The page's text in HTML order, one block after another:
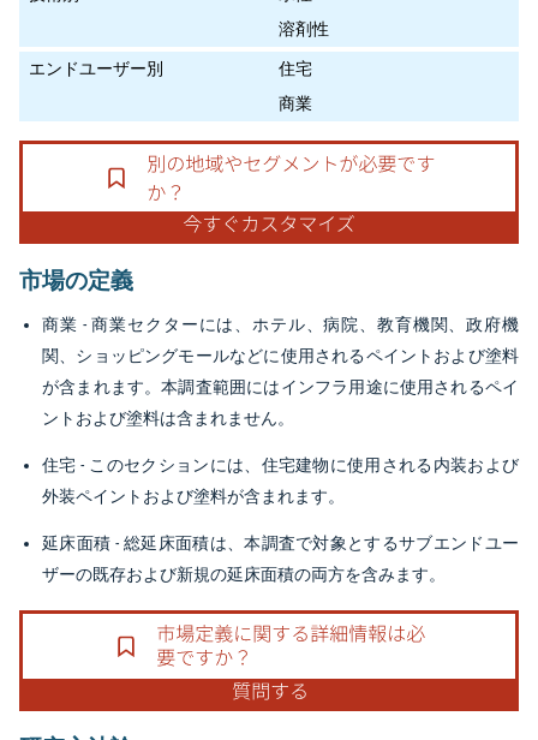
溶剤性
エンドユーザー別
住宅
商業
市場の定義
商業 - 商業セクターには、ホテル、病院、教育機関、政府機
関、ショッピングモールなどに使用されるペイントおよび塗料
が含まれます。本調査範囲にはインフラ用途に使用されるペイ
ントおよび塗料は含まれません。
住宅 - このセクションには、住宅建物に使用される内装および
外装ペイントおよび塗料が含まれます。
延床面積 - 総延床面積は、本調査で対象とするサブエンドユー
ザーの既存および新規の延床面積の両方を含みます。